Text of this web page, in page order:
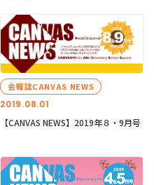
2019.08.01
会報誌CANVAS NEWS
【CANVAS NEWS】2019年８・9月号